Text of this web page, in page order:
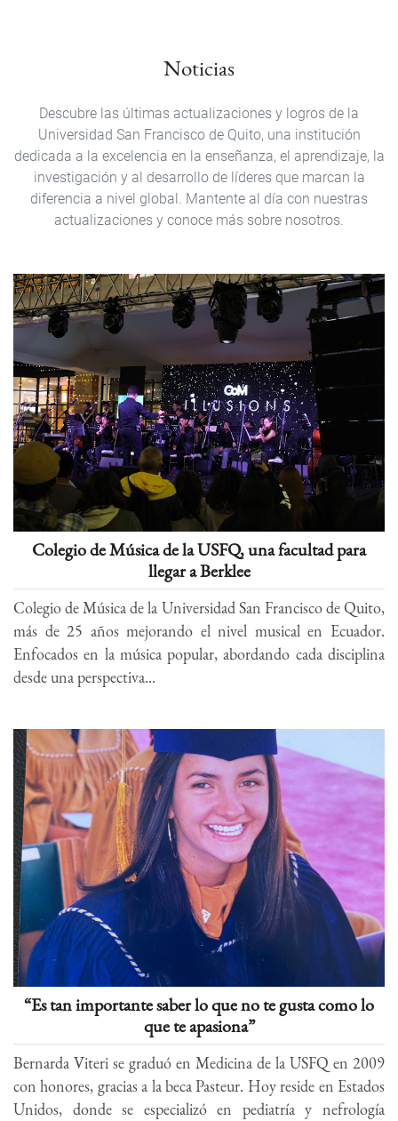
Noticias
Descubre las últimas actualizaciones y logros de la
Universidad San Francisco de Quito, una institución
dedicada a la excelencia en la enseñanza, el aprendizaje, la
investigación y al desarrollo de líderes que marcan la
diferencia a nivel global. Mantente al día con nuestras
actualizaciones y conoce más sobre nosotros.
Colegio de Música de la USFQ, una facultad para
llegar a Berklee
Colegio de Música de la Universidad San Francisco de Quito,
más de 25 años mejorando el nivel musical en Ecuador.
Enfocados en la música popular, abordando cada disciplina
desde una perspectiva...
“Es tan importante saber lo que no te gusta como lo
que te apasiona”
Bernarda Viteri se graduó en Medicina de la USFQ en 2009
con honores, gracias a la beca Pasteur. Hoy reside en Estados
Unidos, donde se especializó en pediatría y nefrología